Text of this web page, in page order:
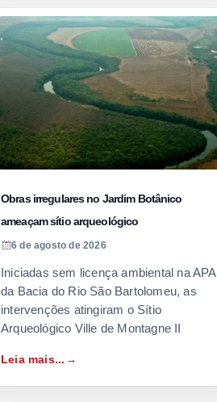
Obras irregulares no Jardim Botânico
ameaçam sítio arqueológico
6 de agosto de 2026
Iniciadas sem licença ambiental na APA
da Bacia do Rio São Bartolomeu, as
intervenções atingiram o Sítio
Arqueológico Ville de Montagne II
Leia mais...